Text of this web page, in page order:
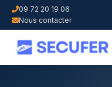
09 72 20 19 06
Nous contacter